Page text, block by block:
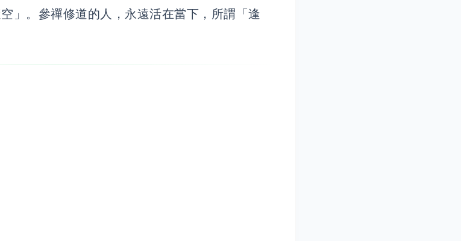
」。參禪修道的人，永遠活在當下，所謂「逢